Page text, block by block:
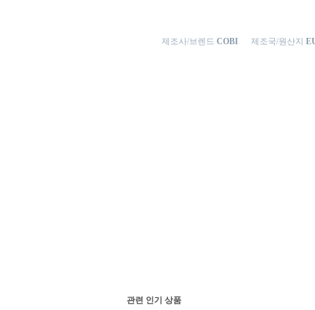
제조사/브렌드 COBI 제조국/원산지
관련 인기 상품